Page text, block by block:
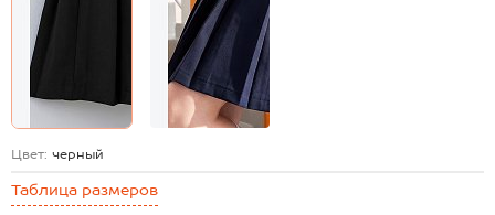
Цвет: черный
Таблица размеров